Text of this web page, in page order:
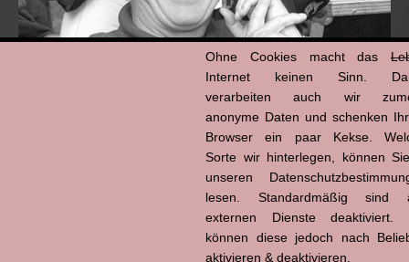
Ohne Cookies macht das
Internet keinen Sinn.
verarbeiten auch wir
anonyme Daten und schenken
Browser ein paar Kekse.
Sorte wir hinterlegen, können
unseren
lesen. Standardmäßig sind
externen Dienste deaktiviert.
können diese jedoch nach
aktivieren & deaktivieren.